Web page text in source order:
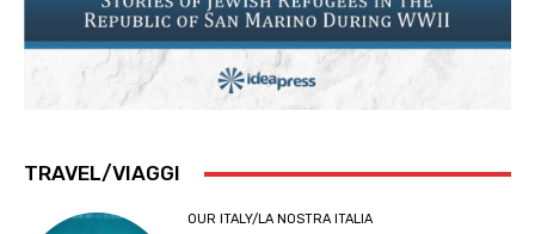
TRAVEL/VIAGGI
OUR ITALY/LA NOSTRA ITALIA